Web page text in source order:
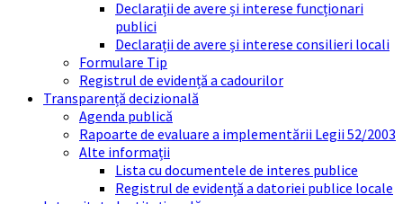
Declarații de avere și interese funcționari
publici
Declarații de avere și interese consilieri locali
Formulare Tip
Registrul de evidență a cadourilor
Transparență decizională
Agenda publică
Rapoarte de evaluare a implementării Legii 52/2003
Alte informații
Lista cu documentele de interes publice
Registrul de evidență a datoriei publice locale